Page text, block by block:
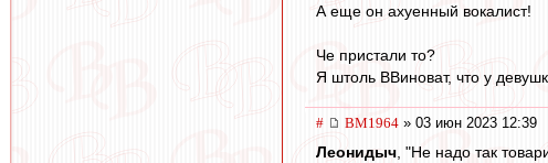
А еще он ахуенный вокалист!
Че пристали то?
Я штоль ВВиноват, что у
# BM1964 » 03 июн 2023 12:39
Леонидыч , "Не надо так